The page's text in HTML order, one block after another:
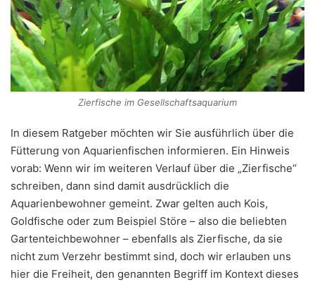
Zierfische im Gesellschaftsaquarium
In diesem Ratgeber möchten wir Sie ausführlich über die
Fütterung von Aquarienfischen informieren. Ein Hinweis
vorab: Wenn wir im weiteren Verlauf über die „Zierfische“
schreiben, dann sind damit ausdrücklich die
Aquarienbewohner gemeint. Zwar gelten auch Kois,
Goldfische oder zum Beispiel Störe – also die beliebten
Gartenteichbewohner – ebenfalls als Zierfische, da sie
nicht zum Verzehr bestimmt sind, doch wir erlauben uns
hier die Freiheit, den genannten Begriff im Kontext dieses